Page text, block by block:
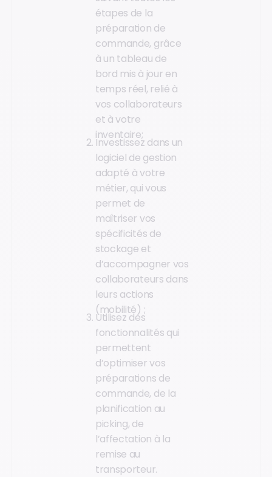
étapes de la
préparation de
commande, grâce
à un tableau de
bord mis à jour en
temps réel, relié à
vos collaborateurs
et à votre
inventaire;
Investissez dans un
logiciel de gestion
adapté à votre
métier, qui vous
permet de
maîtriser vos
spécificités de
stockage et
d’accompagner vos
collaborateurs dans
leurs actions
(mobilité) ;
Utilisez des
fonctionnalités qui
permettent
d’optimiser vos
préparations de
commande, de la
planification au
picking, de
l’affectation à la
remise au
transporteur.